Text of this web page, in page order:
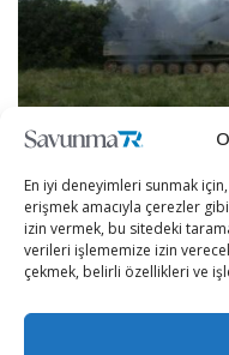
En iyi deneyimleri sunmak
erişmek amacıyla çerezler
izin vermek, bu sitedeki
verileri işlememize izin
çekmek, belirli özellikleri ve
Bulgaristan’da
Grubu bünyesinde yer
Akademisi ekipleri,
Georgi Rakovski
Askeri